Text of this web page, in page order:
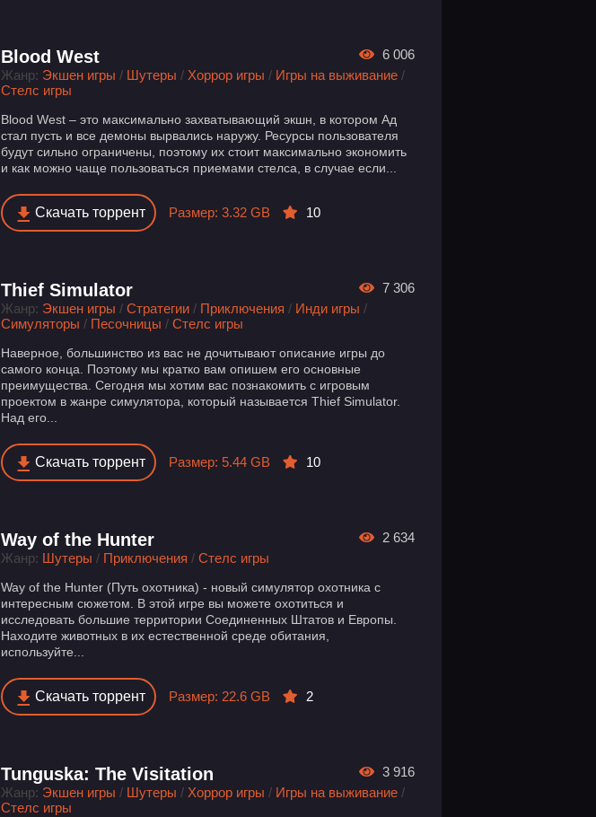
Blood West
Жанр: Экшен игры / Шутеры /Хоррор игры / Игры на выживание /
Стелс игры
Blood West – это максимально захватывающий экшн, в котором Ад
стал пусть и все демоны вырвались наружу. Ресурсы пользователя
будут сильно ограничены, поэтому их стоит максимально экономить
и как можно чаще пользоваться приемами стелса, в случае если...
Скачать торрент Размер: 3.32 GB 10
6 006
Thief Simulator
Жанр: Экшен игры /Стратегии / Приключения / Инди игры /
Симуляторы / Песочницы /Стелс игры
Наверное, большинство из вас не дочитывают описание игры до
самого конца. Поэтому мы кратко вам опишем его основные
преимущества. Сегодня мы хотим вас познакомить с игровым
проектом в жанре симулятора, который называется Thief Simulator.
Над его...
Скачать торрент Размер: 5.44 GB 10
7 306
Way of the Hunter
Жанр: Шутеры / Приключения /Стелс игры
Way of the Hunter (Путь охотника) - новый симулятор охотника с
интересным сюжетом. В этой игре вы можете охотиться и
исследовать большие территории Соединенных Штатов и Европы.
Находите животных в их естественной среде обитания,
используйте...
Скачать торрент Размер: 22.6 GB 2
2 634
Tunguska: The Visitation
Жанр: Экшен игры / Шутеры /Хоррор игры / Игры на выживание /
Стелс игры
3 916